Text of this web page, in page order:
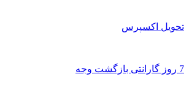
تحویل اکسپرس
7 روز گارانتی بازگشت وجه